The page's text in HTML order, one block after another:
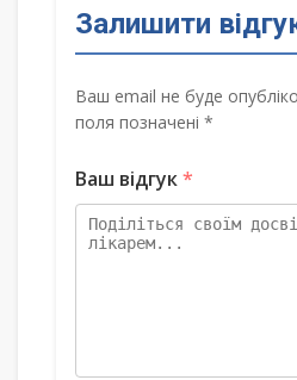
Залишити
Ваш email не буде
поля позначені *
Ваш відгук*